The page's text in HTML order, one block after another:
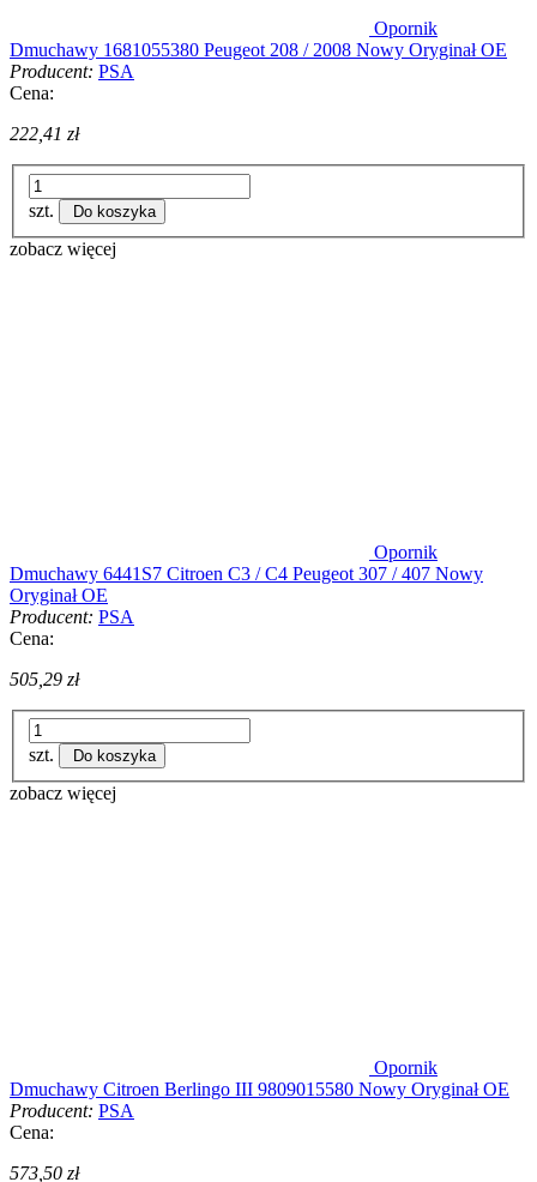
Opornik
Dmuchawy 1681055380 Peugeot 208 / 2008 Nowy Oryginał OE
Producent: PSA
Cena:
222,41 zł
szt. Do koszyka
zobacz więcej
Opornik
Dmuchawy 6441S7 Citroen C3 / C4 Peugeot 307 / 407 Nowy
Oryginał OE
Producent: PSA
Cena:
505,29 zł
szt. Do koszyka
zobacz więcej
Opornik
Dmuchawy Citroen Berlingo III 9809015580 Nowy Oryginał OE
Producent: PSA
Cena:
573,50 zł